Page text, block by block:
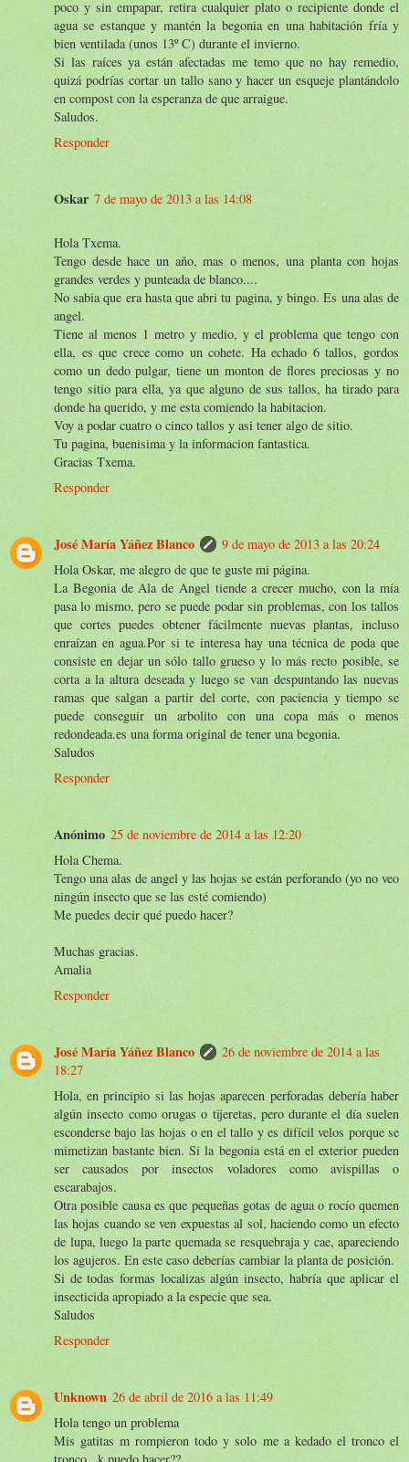
poco y sin empapar, retira cualquier plato o recipiente donde el
agua se estanque y mantén la begonia en una habitación fría y
bien ventilada (unos 13º C) durante el invierno.
Si las raíces ya están afectadas me temo que no hay remedio,
quizá podrías cortar un tallo sano y hacer un esqueje plantándolo
en compost con la esperanza de que arraigue.
Saludos.
Responder
Oskar 7 de mayo de 2013 a las 14:08
Hola Txema.
Tengo desde hace un año, mas o menos, una planta con hojas
grandes verdes y punteada de blanco....
No sabia que era hasta que abri tu pagina, y bingo. Es una alas de
angel.
Tiene al menos 1 metro y medio, y el problema que tengo con
ella, es que crece como un cohete. Ha echado 6 tallos, gordos
como un dedo pulgar, tiene un monton de flores preciosas y no
tengo sitio para ella, ya que alguno de sus tallos, ha tirado para
donde ha querido, y me esta comiendo la habitacion.
Voy a podar cuatro o cinco tallos y asi tener algo de sitio.
Tu pagina, buenisima y la informacion fantastica.
Gracias Txema.
Responder
José María Yáñez Blanco
9 de mayo de 2013 a las 20:24
Hola Oskar, me alegro de que te guste mi página.
La Begonia de Ala de Angel tiende a crecer mucho, con la mía
pasa lo mismo, pero se puede podar sin problemas, con los tallos
que cortes puedes obtener fácilmente nuevas plantas, incluso
enraízan en agua.Por si te interesa hay una técnica de poda que
consiste en dejar un sólo tallo grueso y lo más recto posible, se
corta a la altura deseada y luego se van despuntando las nuevas
ramas que salgan a partir del corte, con paciencia y tiempo se
puede conseguir un arbolito con una copa más o menos
redondeada.es una forma original de tener una begonia.
Saludos
Responder
Anónimo 25 de noviembre de 2014 a las 12:20
Hola Chema.
Tengo una alas de angel y las hojas se están perforando (yo no veo
ningún insecto que se las esté comiendo)
Me puedes decir qué puedo hacer?
Muchas gracias.
Amalia
Responder
José María Yáñez Blanco
26 de noviembre de 2014 a las
18:27
Hola, en principio si las hojas aparecen perforadas debería haber
algún insecto como orugas o tijeretas, pero durante el día suelen
esconderse bajo las hojas o en el tallo y es difícil velos porque se
mimetizan bastante bien. Si la begonia está en el exterior pueden
ser causados por insectos voladores como avispillas o
escarabajos.
Otra posible causa es que pequeñas gotas de agua o rocío quemen
las hojas cuando se ven expuestas al sol, haciendo como un efecto
de lupa, luego la parte quemada se resquebraja y cae, apareciendo
los agujeros. En este caso deberías cambiar la planta de posición.
Si de todas formas localizas algún insecto, habría que aplicar el
insecticida apropiado a la especie que sea.
Saludos
Responder
Unknown 26 de abril de 2016 a las 11:49
Hola tengo un problema
Mis gatitas m rompieron todo y solo me a kedado el tronco el
tronco...k puedo hacer??..